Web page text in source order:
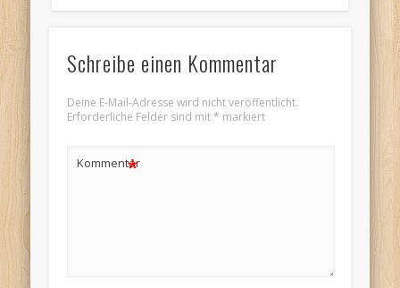
Schreibe einen Kommentar
Deine E-Mail-Adresse wird nicht veröffentlicht.
Erforderliche Felder sind mit* markiert
Kommentar
*